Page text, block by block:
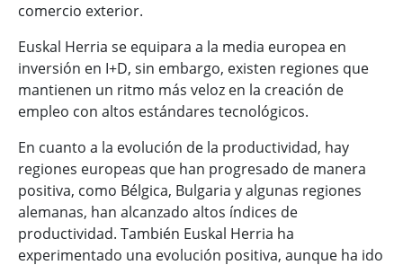
comercio exterior.
Euskal Herria se equipara a la media europea en
inversión en I+D, sin embargo, existen regiones que
mantienen un ritmo más veloz en la creación de
empleo con altos estándares tecnológicos.
En cuanto a la evolución de la productividad, hay
regiones europeas que han progresado de manera
positiva, como Bélgica, Bulgaria y algunas regiones
alemanas, han alcanzado altos índices de
productividad. También Euskal Herria ha
experimentado una evolución positiva, aunque ha ido